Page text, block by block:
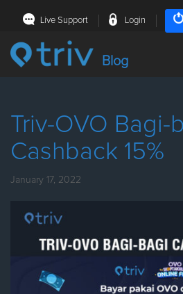
Live Support Login
Blog
Triv-OVO Bagi-
Cashback 15%
January 17, 2022